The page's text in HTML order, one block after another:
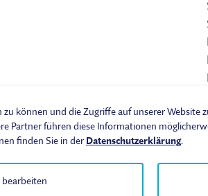
können und die Zugriffe auf unserer Website
Partner führen diese Informationen
finden Sie in der Datenschutzerklärung.